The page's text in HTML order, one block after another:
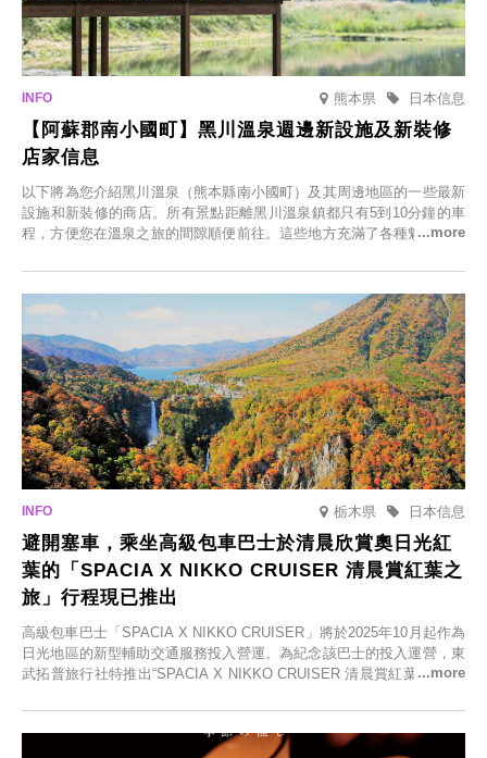
熊本県 日本信息
【阿蘇郡南小國町】黑川溫泉週邊新設施及新裝修
店家信息
以下將為您介紹黑川溫泉（熊本縣南小國町）及其周邊地區的一些最新
設施和新裝修的商店。所有景點距離黑川溫泉鎮都只有5到10分鐘的車
程，方便您在溫泉之旅的間隙順便前往。這些地方充滿了各種魅力，包
食材的餐廳。讓您體驗黑川溫泉的全新樂趣。
栃木県 日本信息
避開塞車，乘坐高級包車巴士於清晨欣賞奧日光紅
葉的「SPACIA X NIKKO CRUISER 清晨賞紅葉之
旅」行程現已推出
高級包車巴士「SPACIA X NIKKO CRUISER」將於2025年10月起作為
日光地區的新型輔助交通服務投入營運。為紀念該巴士的投入運營，東
武拓普旅行社特推出“SPACIA X NIKKO CRUISER 清晨賞紅葉之旅”，